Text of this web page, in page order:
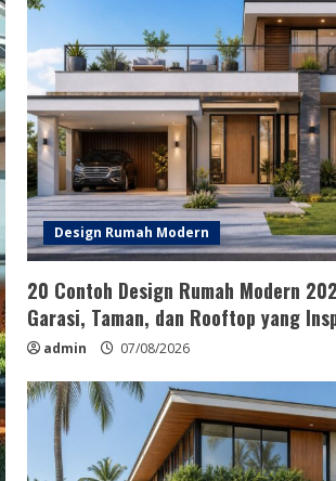
Design Rumah Modern
20 Contoh Design Rumah Modern
Garasi, Taman, dan Rooftop yang
admin 07/08/2026